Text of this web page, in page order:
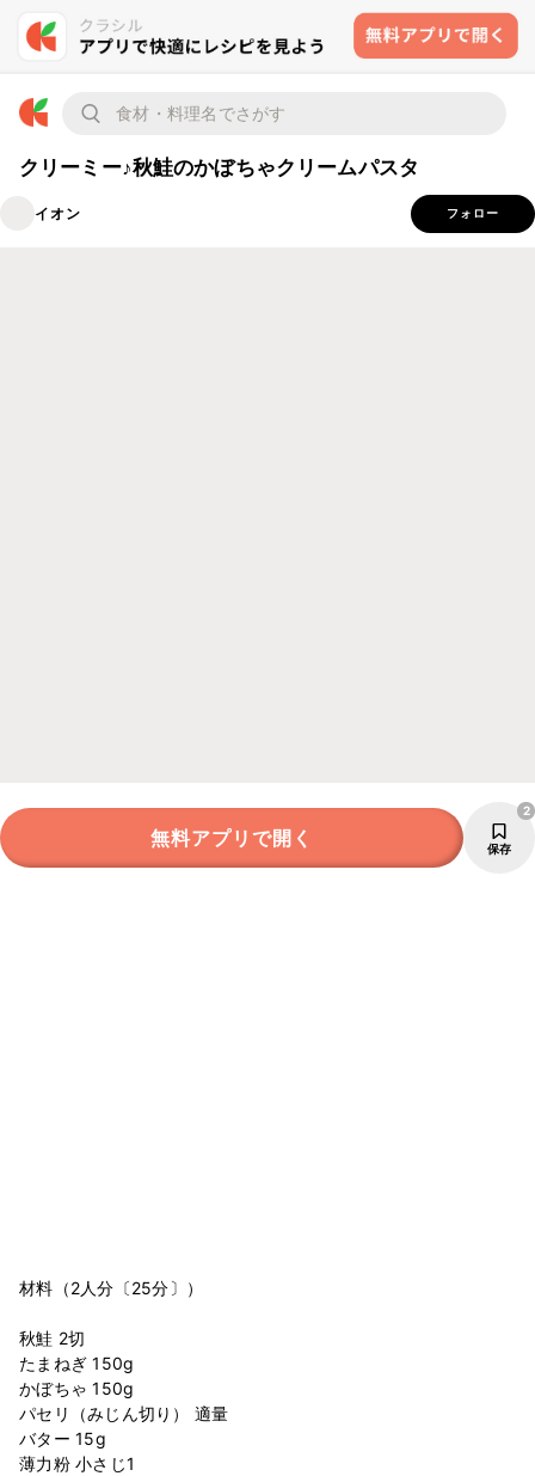
クリーミー♪秋鮭のかぼちゃクリームパスタ
イオン フォロー
無料アプリで開く 保存
2
材料（2人分〔25分〕）
秋鮭 2切
たまねぎ 150g
かぼちゃ 150g
パセリ（みじん切り） 適量
バター 15g
薄力粉 小さじ1